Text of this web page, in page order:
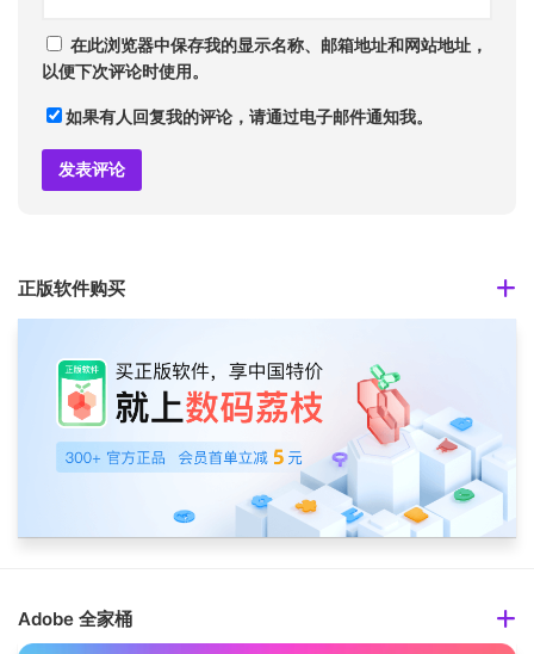
在此浏览器中保存我的显示名称、邮箱地址和网站地址，
以便下次评论时使用。
如果有人回复我的评论，请通过电子邮件通知我。
正版软件购买
Adobe 全家桶